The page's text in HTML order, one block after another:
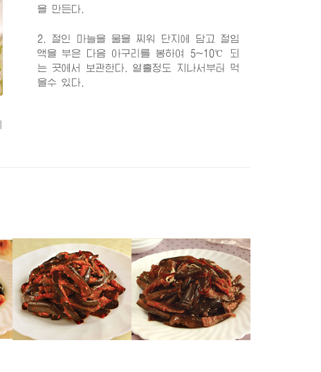
을 만든다.
2. 절인 마늘을 물을 찌워 단지에 담고 절임
액을 부은 다음 아구리를 봉하여 5~10℃ 되
는 곳에서 보관한다. 열흘정도 지나서부터 먹
을수 있다.